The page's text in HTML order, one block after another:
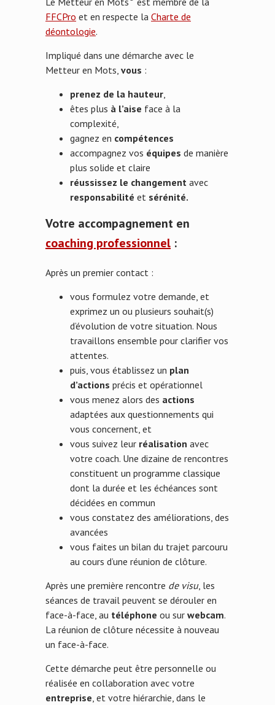
FFCPro et en respecte la Charte de
déontologie.
Impliqué dans une démarche avec le
Metteur en Mots, vous :
prenez de la hauteur
êtes plus à l’aise face à la
complexité,
gagnez en compétences
accompagnez vos équipes de manière
plus solide et claire
réussissez le changement avec
responsabilité et sérénité.
Votre accompagnement en
coaching professionnel :
Après un premier contact :
vous formulez votre demande, et
exprimez un ou plusieurs souhait(s)
d’évolution de votre situation. Nous
travaillons ensemble pour clarifier vos
attentes.
puis, vous établissez un plan
d’actions précis et opérationnel
vous menez alors des actions
adaptées aux questionnements qui
vous concernent, et
vous suivez leur réalisation avec
votre coach. Une dizaine de rencontres
constituent un programme classique
dont la durée et les échéances sont
décidées en commun
vous constatez des améliorations, des
avancées
vous faites un bilan du trajet parcouru
au cours d’une réunion de clôture.
Après une première rencontre de visu, les
séances de travail peuvent se dérouler en
face-à-face, au téléphone ou sur webcam.
La réunion de clôture nécessite à nouveau
un face-à-face.
Cette démarche peut être personnelle ou
réalisée en collaboration avec votre
entreprise , et votre hiérarchie, dans le